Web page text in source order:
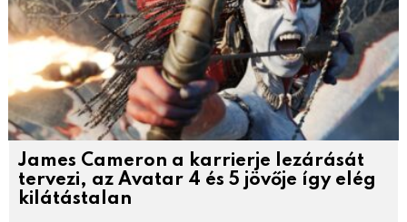
James Cameron a karrierje lezárását
tervezi, az Avatar 4 és 5 jövője így elég
kilátástalan